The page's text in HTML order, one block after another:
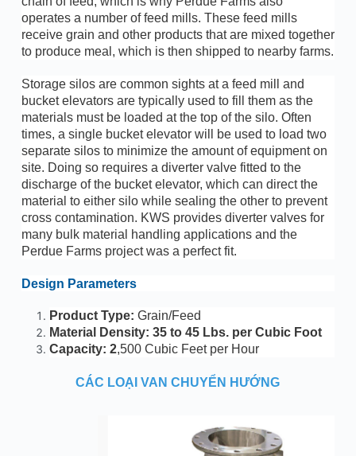
operates a number of feed mills. These feed mills
receive grain and other products that are mixed together
to produce meal, which is then shipped to nearby farms.
Storage silos are common sights at a feed mill and
bucket elevators are typically used to fill them as the
materials must be loaded at the top of the silo. Often
times, a single bucket elevator will be used to load two
separate silos to minimize the amount of equipment on
site. Doing so requires a diverter valve fitted to the
discharge of the bucket elevator, which can direct the
material to either silo while sealing the other to prevent
cross contamination. KWS provides diverter valves for
many bulk material handling applications and the
Perdue Farms project was a perfect fit.
Design Parameters
Product Type: Grain/Feed
Material Density: 35 to 45 Lbs. per Cubic Foot
Capacity: 2,500 Cubic Feet per Hour
CÁC LOẠI VAN CHUYỂN HƯỚNG